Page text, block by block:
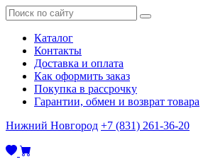
Каталог
Контакты
Доставка и оплата
Как оформить заказ
Покупка в рассрочку
Гарантии, обмен и возврат товара
Нижний Новгород +7 (831) 261-36-20